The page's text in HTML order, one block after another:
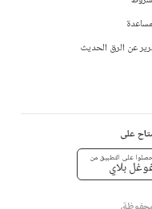
عن الرق الحديث
على
على التطبيق من
بلاي